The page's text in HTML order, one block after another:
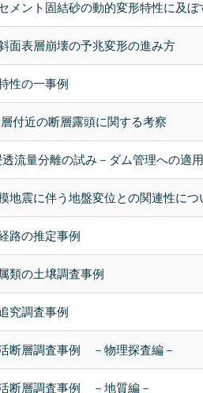
メント固結砂の動的変形特性に及
面表層崩壊の予兆変形の進み方
性の一事例
付近の断層露頭に関する考察
流量分離の試み－ダム管理への適
地震に伴う地盤変位との関連性につ
路の推定事例
類の土壌調査事例
究調査事例
断層調査事例 －物理探査編－
断層調査事例 －地質編－